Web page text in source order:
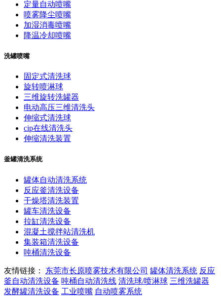
定量自动喷嘴
喷雾降尘喷嘴
加湿消毒喷嘴
降温冷却喷嘴
洗罐喷嘴
固定式清洗球
旋转喷淋球
三维旋转洗罐器
电动高压三维清洗头
伸缩式清洗球
cip在线清洗头
伸缩清洗装置
釜罐清洗系统
罐体自动清洗系统
反应釜清洗设备
干燥塔清洗装置
罐车清洗设备
拉缸清洗设备
混凝土搅拌站清洗机
集装箱清洗设备
吨桶清洗设备
友情链接： 东莞市长原喷雾技术有限公司 罐体清洗系统 反应
釜自动清洗设备 吨桶自动清洗线 清洗球/喷淋球 三维洗罐器
发酵罐清洗设备 工业喷嘴 自动喷雾系统